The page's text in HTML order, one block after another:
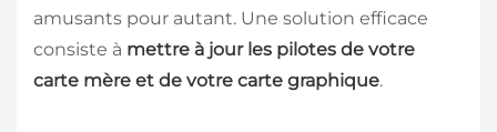
amusants pour autant. Une solution efficace
consiste à mettre à jour les pilotes de votre
carte mère et de votre carte graphique.